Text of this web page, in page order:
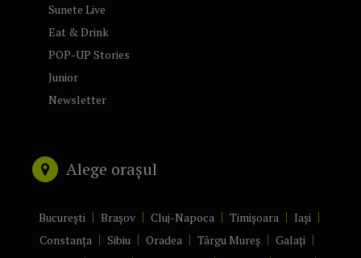
Sunete Live
Eat & Drink
POP-UP Stories
Junior
Newsletter
Alege orașul
București Brașov Cluj-Napoca Timișoara
Iași
Constanța
Sibiu Oradea Târgu Mureș
Galați